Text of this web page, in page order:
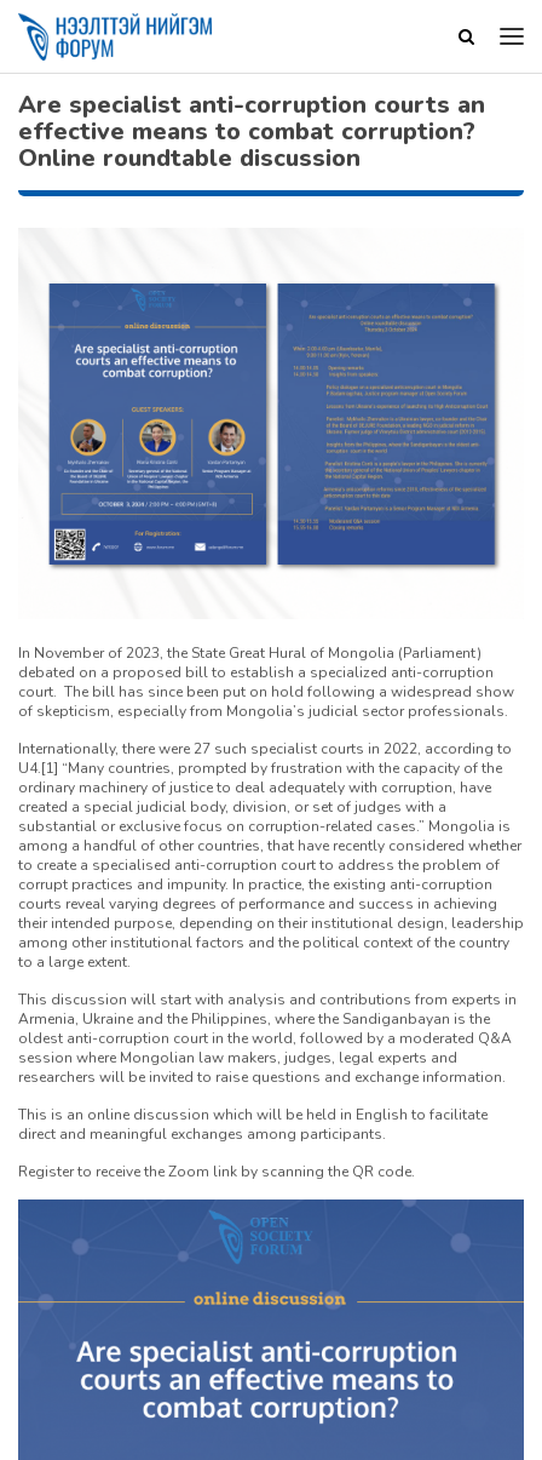
Are specialist anti-corruption courts an
effective means to combat corruption?
Online roundtable discussion
In November of 2023, the State Great Hural of Mongolia (Parliament)
debated on a proposed bill to establish a specialized anti-corruption
court. The bill has since been put on hold following a widespread show
of skepticism, especially from Mongolia’s judicial sector professionals.
Internationally, there were 27 such specialist courts in 2022, according to
U4.[1] “Many countries, prompted by frustration with the capacity of the
ordinary machinery of justice to deal adequately with corruption, have
created a special judicial body, division, or set of judges with a
substantial or exclusive focus on corruption-related cases.” Mongolia is
among a handful of other countries, that have recently considered whether
to create a specialised anti-corruption court to address the problem of
corrupt practices and impunity. In practice, the existing anti-corruption
courts reveal varying degrees of performance and success in achieving
their intended purpose, depending on their institutional design, leadership
among other institutional factors and the political context of the country
to a large extent.
This discussion will start with analysis and contributions from experts in
Armenia, Ukraine and the Philippines, where the Sandiganbayan is the
oldest anti-corruption court in the world, followed by a moderated Q&A
session where Mongolian law makers, judges, legal experts and
researchers will be invited to raise questions and exchange information.
This is an online discussion which will be held in English to facilitate
direct and meaningful exchanges among participants.
Register to receive the Zoom link by scanning the QR code.